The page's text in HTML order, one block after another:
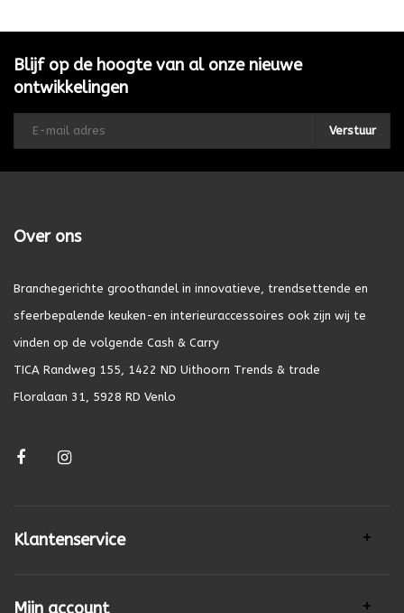
Blijf op de hoogte van al onze nieuwe
ontwikkelingen
Verstuur
Over ons
Branchegerichte groothandel in innovatieve, trendsettende en
sfeerbepalende keuken-en interieuraccessoires ook zijn wij te
vinden op de volgende Cash & Carry
TICA Randweg 155, 1422 ND Uithoorn Trends & trade
Floralaan 31, 5928 RD Venlo
Klantenservice
Mijn account